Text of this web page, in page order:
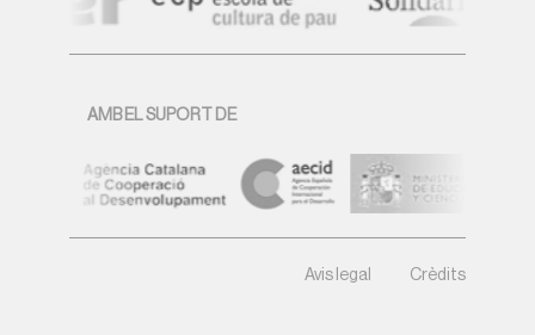
AMB EL SUPORT DE
Avis legal Crèdits